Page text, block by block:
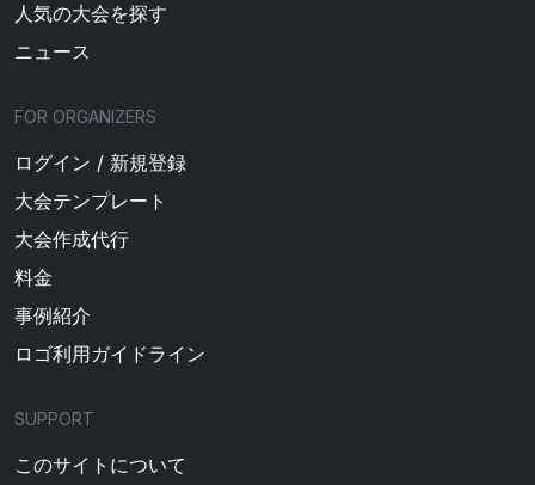
人気の大会を探す
ニュース
FOR ORGANIZERS
ログイン / 新規登録
大会テンプレート
大会作成代行
料金
事例紹介
ロゴ利用ガイドライン
SUPPORT
このサイトについて